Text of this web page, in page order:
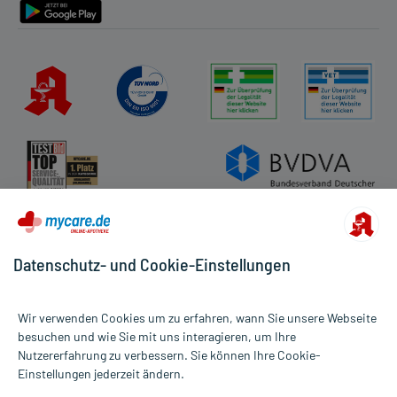
Alle Preise gelten inkl. MwSt., ggf. zzgl. Versandkosten
Informationen auf dieser Website werden ausschließlich für
Datenschutz- und Cookie-Einstellungen
Wir verwenden Cookies um zu erfahren, wann Sie unsere Webseite
besuchen und wie Sie mit uns interagieren, um Ihre
Nutzererfahrung zu verbessern. Sie können Ihre Cookie-
Einstellungen jederzeit ändern.